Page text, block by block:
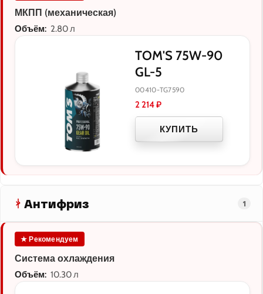
МКПП (механическая)
Объём: 2.80 л
TOM'S 75W-90
GL-5
00410-TG7590
2 214₽
КУПИТЬ
Антифриз 1
★ Рекомендуем
Система охлаждения
Объём: 10.30 л